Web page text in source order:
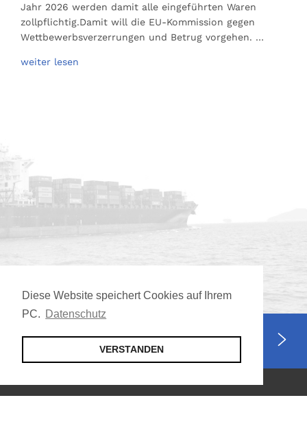
Diese Website speichert Cookies auf Ihrem
PC. Datenschutz
VERSTANDEN
Jahr 2026 werden damit alle eingeführten Waren
zollpflichtig.Damit will die EU-Kommission gegen
Wettbewerbsverzerrungen und Betrug vorgehen. …
weiter lesen
Jetzt Mitglied werden